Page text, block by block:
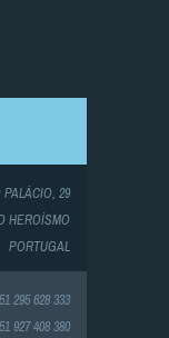
PALÁCIO, 29
HEROÍSMO
PORTUGAL
295 628 333
927 408 380